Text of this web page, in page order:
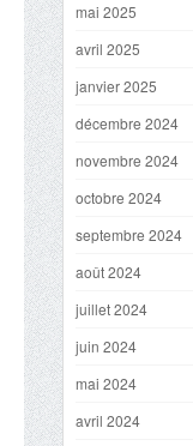
mai 2025
avril 2025
janvier 2025
décembre 2024
novembre 2024
octobre 2024
septembre 2024
août 2024
juillet 2024
juin 2024
mai 2024
avril 2024